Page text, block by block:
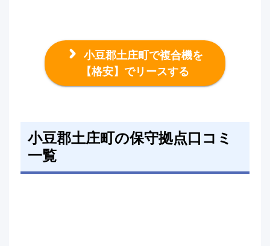
小豆郡土庄町で複合機を
【格安】でリースする
小豆郡土庄町の保守拠点口コミ
一覧